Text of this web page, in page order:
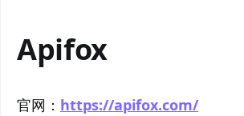
Apifox
官网： https://apifox.com/